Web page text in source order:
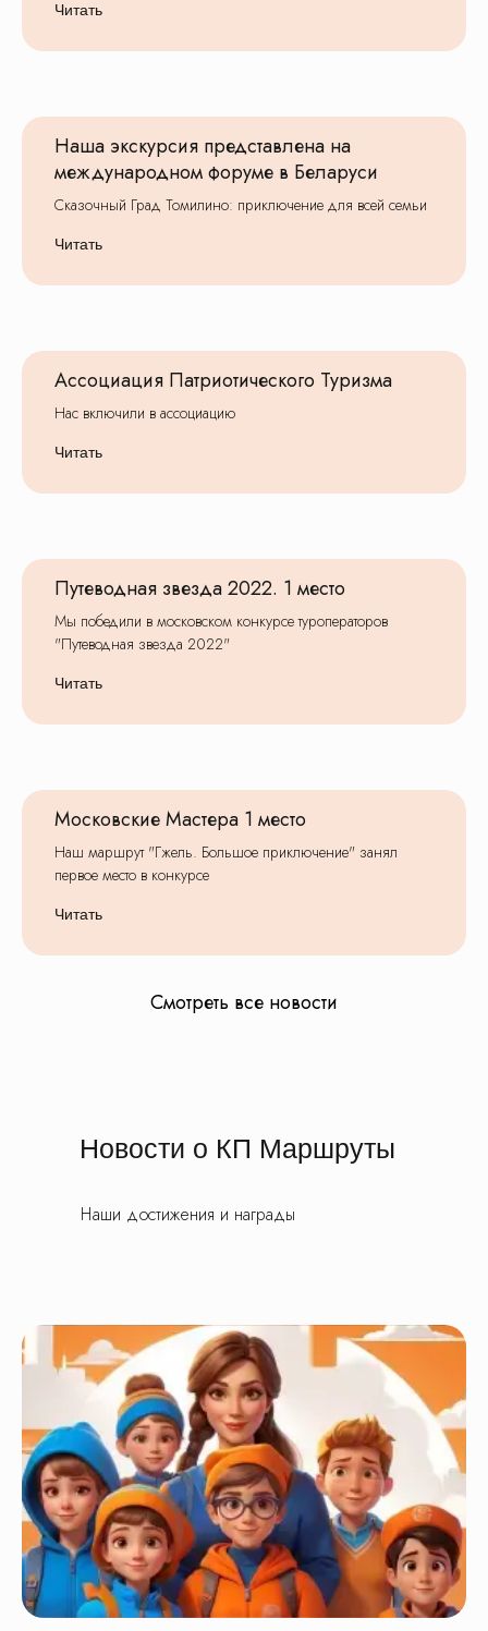
Читать
Наша экскурсия представлена на
международном форуме в Беларуси
Сказочный Град Томилино: приключение для всей семьи
Читать
Ассоциация Патриотического Туризма
Нас включили в ассоциацию
Читать
Путеводная звезда 2022. 1 место
Мы победили в московском конкурсе туроператоров
"Путеводная звезда 2022"
Читать
Московские Мастера 1 место
Наш маршрут "Гжель. Большое приключение" занял
первое место в конкурсе
Читать
Смотреть все новости
Новости о КП Маршруты
Наши достижения и награды
Нас рекомендуют
Смотреть все отзывы
На основе81оценки
Все актуальные предложения, скидки
и акции вы можете найти в наших группах
Подписывайтесь, будьте в курсе новинок
и получайте специальные предложения
© Все права защищены. Копирование
материалов запрещено.
О нас Контакты Новости Блог
Подарочные сертификаты